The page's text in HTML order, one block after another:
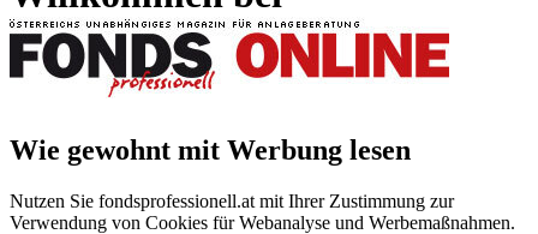
Wie gewohnt mit Werbung lesen
Nutzen Sie fondsprofessionell.at mit Ihrer Zustimmung zur
Verwendung von Cookies für Webanalyse und Werbemaßnahmen.